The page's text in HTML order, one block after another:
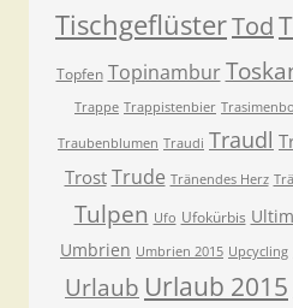
TischgeflüsterTod
Topfen Topinambur
Trappe Trappistenbier
Traubenblumen Traudi Traudl
Trost Trude Tränendes Herz
Tulpen Ufo Ufokürbis
Umbrien Umbrien 2015 Upcycling
Urlaub Urlaub 2015